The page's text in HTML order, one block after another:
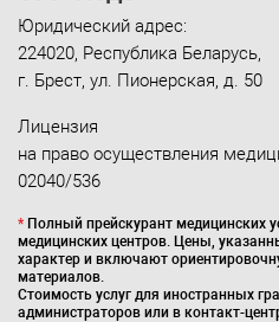
Юридический адрес:
224020, Республика Беларусь,
г. Брест, ул. Пионерская, д. 50
Лицензия
на право осуществления
02040/536
* Полный прейскурант медицинских
медицинских центров. Цены,
характер и включают
материалов.
Стоимость услуг для иностранных
администраторов или в контакт-